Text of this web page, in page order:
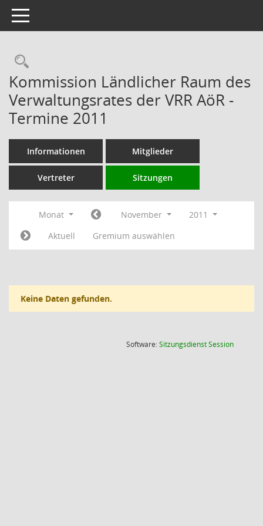
Toggle navigation
Rechercheauswahl
Kommission Ländlicher Raum des
Verwaltungsrates der VRR AöR -
Termine 2011
Informationen Mitglieder
Vertreter Sitzungen
Monat November
2011
Aktuell
Gremium auswählen
Keine Daten gefunden.
Software:SitzungsdienstSession(Wird in